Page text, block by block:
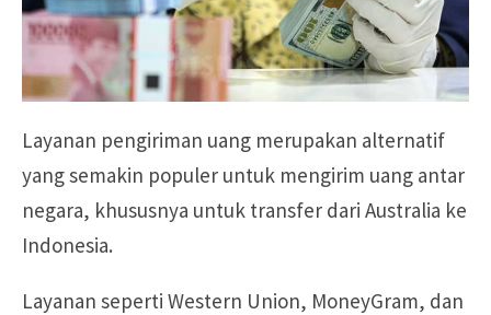
Layanan pengiriman uang merupakan alternatif
yang semakin populer untuk mengirim uang antar
negara, khususnya untuk transfer dari Australia ke
Indonesia.
Layanan seperti Western Union, MoneyGram, dan